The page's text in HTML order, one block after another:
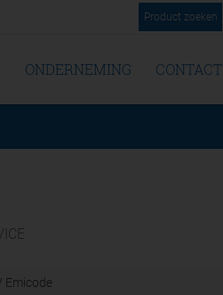
Product zoeken
ONDERNEMING CONTACT
Emicode